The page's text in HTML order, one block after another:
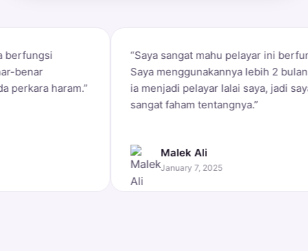
“Saya sangat mahu pelayar ini berfungsi.
Saya menggunakannya lebih 2 bulan, dan
ia menjadi pelayar lalai saya, jadi saya
sangat faham tentangnya.”